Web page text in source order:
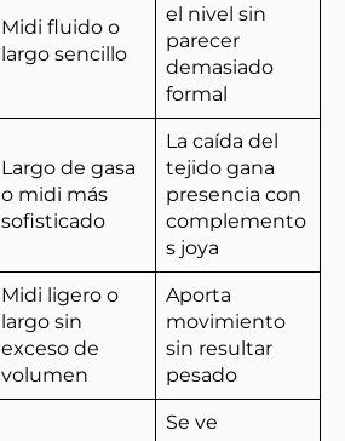
Midi fluido o
largo sencillo
el nivel sin
parecer
demasiado
formal
Largo de gasa
o midi más
sofisticado
La caída del
tejido gana
presencia con
complemento
s joya
Midi ligero o
largo sin
exceso de
volumen
Aporta
movimiento
sin resultar
pesado
Se ve